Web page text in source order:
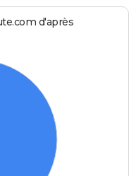
d'après